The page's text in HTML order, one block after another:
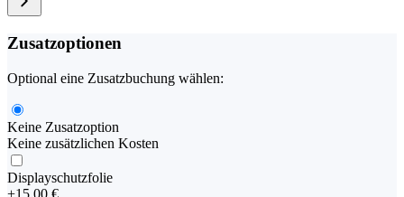
Zusatzoptionen
Optional eine Zusatzbuchung wählen:
Keine Zusatzoption
Keine zusätzlichen Kosten
Displayschutzfolie
+15,00 €